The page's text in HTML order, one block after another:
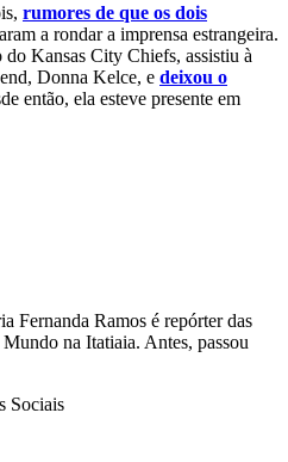
rumores de que os dois
a rondar a imprensa estrangeira.
Kansas City Chiefs, assistiu à
Donna Kelce, e deixou o
então, ela esteve presente em
Fernanda Ramos é repórter das
na Itatiaia. Antes, passou
Sociais